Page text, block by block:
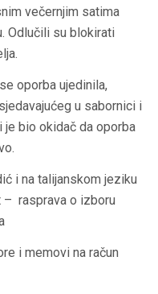
večernjim satima
Odlučili su blokirati
oporba ujedinila,
u sabornici i
je bio okidač da oporba
i na talijanskom jeziku
– rasprava o izboru
i memovi na račun